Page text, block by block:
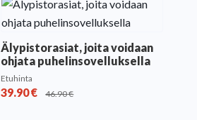
Älypistorasiat, joita voidaan
ohjata puhelinsovelluksella
Etuhinta
39.90€ 46.90€